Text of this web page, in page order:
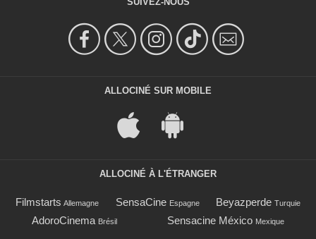
ALLOCINÉ SUR MOBILE
ALLOCINÉ À L'ÉTRANGER
Filmstarts Allemagne SensaCine Espagne Beyazperde Turquie
AdoroCinema Brésil Sensacine México Mexique